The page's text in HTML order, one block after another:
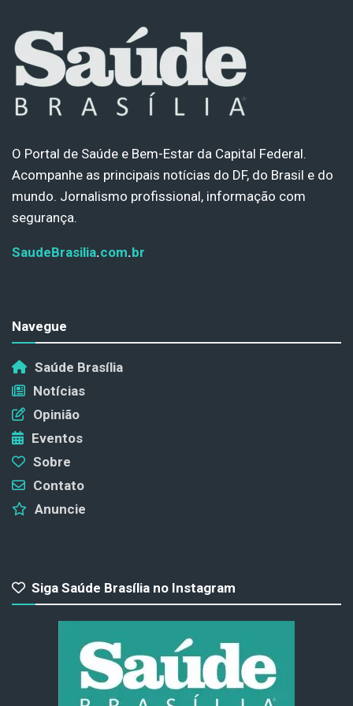
O Portal de Saúde e Bem-Estar da Capital Federal.
Acompanhe as principais notícias do DF, do Brasil e do
mundo. Jornalismo profissional, informação com
segurança.
SaudeBrasilia.com.br
Navegue
Saúde Brasília
Notícias
Opinião
Eventos
Sobre
Contato
Anuncie
Siga Saúde Brasília no Instagram